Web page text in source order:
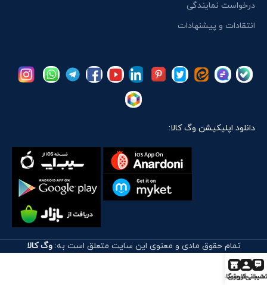
درخواست نمایندگی
انتقادات و پیشنهادات
دانلود اپلیکیشن وگ کالا:
تمام حقوق مادی و معنوی این سایت متعلق است به:وگ کالا
حساب کاربری
فروشگاه